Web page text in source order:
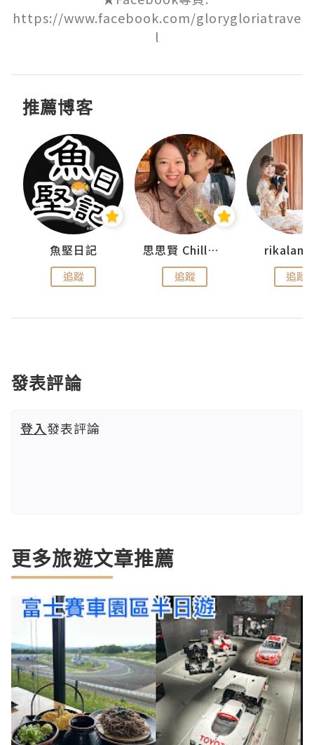
https://www.facebook.com/glorygloriatrave
l
推薦博客
魚堅日記
追蹤
思思賢 ChillMyBabe
追蹤 追蹤
發表評論
登入發表評論
更多旅遊文章推薦